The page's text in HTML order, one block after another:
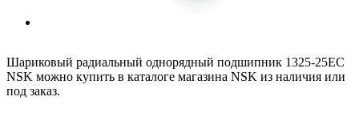
Шариковый радиальный однорядный подшипник 1325-25EC
NSK можно купить в каталоге магазина NSK из наличия или
под заказ.